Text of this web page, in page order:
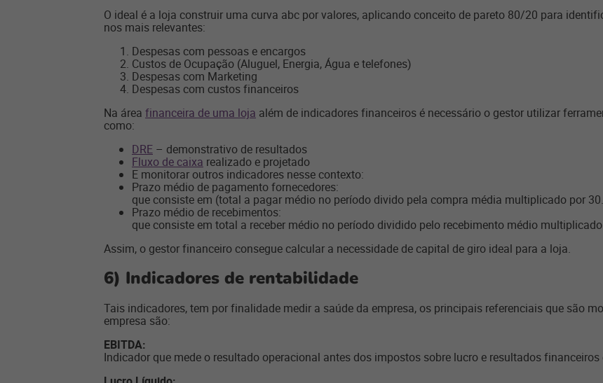
O ideal é a loja construir uma curva abc por valores, aplicando conceito de pareto 80/20 para
nos mais relevantes:
Despesas com pessoas e encargos
Custos de Ocupação (Aluguel, Energia, Água e telefones)
Despesas com Marketing
Despesas com custos financeiros
Na área financeira de uma loja além de indicadores financeiros é necessário o gestor utilizar
como:
DRE – demonstrativo de resultados
Fluxo de caixa realizado e projetado
E monitorar outros indicadores nesse contexto:
Prazo médio de pagamento fornecedores:
que consiste em (total a pagar médio no período divido pela compra média multiplicado por 30.
Prazo médio de recebimentos:
que consiste em total a receber médio no período dividido pelo recebimento médio
Assim, o gestor financeiro consegue calcular a necessidade de capital de giro ideal para a loja.
6) Indicadores de rentabilidade
Tais indicadores, tem por finalidade medir a saúde da empresa, os principais referenciais que são
empresa são:
EBITDA:
Indicador que mede o resultado operacional antes dos impostos sobre lucro e resultados